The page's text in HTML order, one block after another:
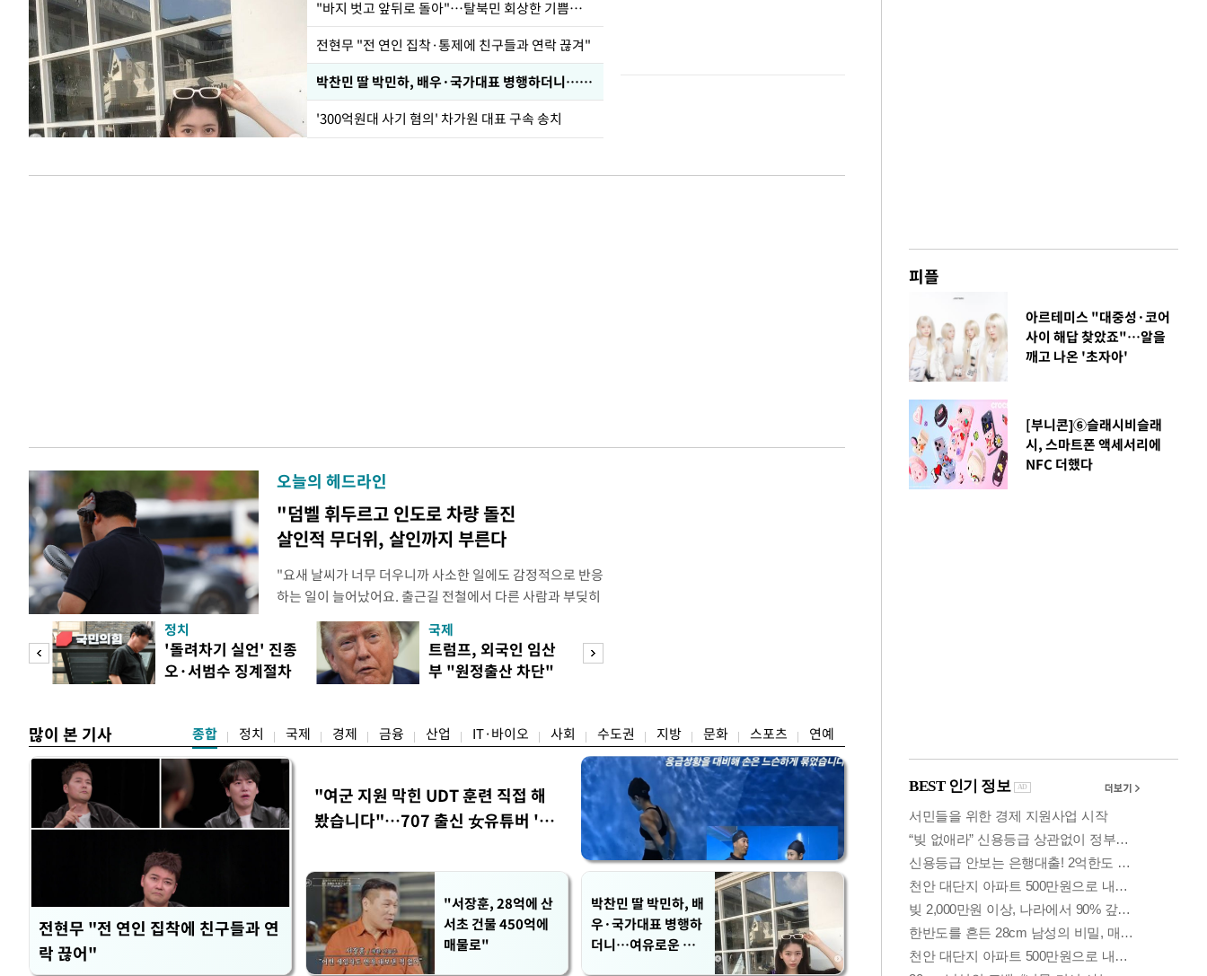
"바지 벗고 앞뒤로 돌아"…탈북민 회상한 기쁨조 검사
전현무 "전 연인 집착·통제에 친구들과 연락 끊겨"
박찬민 딸 박민하, 배우·국가대표 병행하더니…근황이
'300억원대 사기 혐의' 차가원 대표 구속 송치
오늘의 헤드라인
"덤벨 휘두르고 인도로 차량 돌진
살인적 무더위, 살인까지 부른다
"요새 날씨가 너무 더우니까 사소한 일에도 감정적으로 반응
하는 일이 늘어났어요. 출근길 전철에서 다른 사람과 부딪히
거나, 누가 길을 막고 서 있으면 짜증이 확 올라오더라고요."
(40대 직장인 A씨) 유례없는 폭염이 이어지면서 사소한 자극
에도 쉽게 짜증을 내거나 감정적으로 반응하는 사람이 늘고
있다. 높은 기온과 습도가 불쾌감과 공격성을 높이는 데다
정치
'돌려차기 실언' 진종
오·서범수 징계절차
국제
트럼프, 외국인 임산
부 "원정출산 차단"
많이 본 기사 종합 정치 국제 경제 금융 산업 IT·바이오 사회 수도권 지방 문화 스포츠 연예
전현무 "전 연인 집착에 친구들과 연
락 끊어"
"여군 지원 막힌 UDT 훈련 직접 해
봤습니다"…707 출신 女유튜버 '완
"서장훈, 28억에 산
서초 건물 450억에
매물로"
박찬민 딸 박민하, 배
우·국가대표 병행하
더니…여유로운 근
피플
아르테미스 "대중성·코어
사이 해답 찾았죠"…알을
깨고 나온 '초자아'
[부니콘]⑥슬래시비슬래
시, 스마트폰 액세서리에
NFC 더했다